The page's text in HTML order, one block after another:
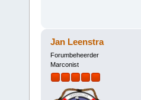
Jan Leenstra
Forumbeheerder
Marconist